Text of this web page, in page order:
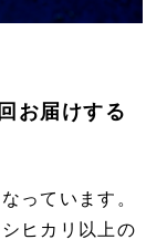
お届けする
っています。
ヒカリ以上の